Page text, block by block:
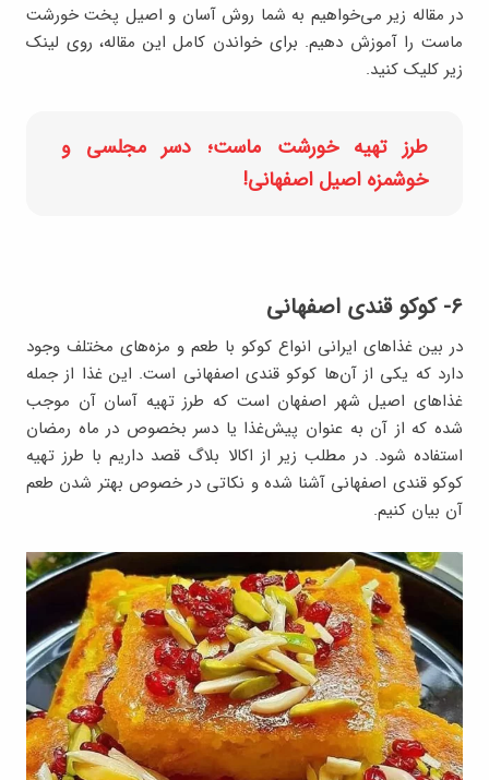
در مقاله زیر می‌خواهیم به شما روش آسان و اصیل پخت خورشت
ماست را آموزش دهیم. برای خواندن کامل این مقاله، روی لینک
زیر کلیک کنید.
طرز تهیه خورشت ماست؛ دسر مجلسی و
خوشمزه اصیل اصفهانی!
۶- کوکو قندی اصفهانی
در بین غذاهای ایرانی انواع کوکو با طعم و مزه‌های مختلف وجود
دارد که یکی از آن‌ها کوکو قندی اصفهانی است. این غذا از جمله
غذاهای اصیل شهر اصفهان است که طرز تهیه آسان آن موجب
شده که از آن به عنوان پیش‌غذا یا دسر بخصوص در ماه رمضان
استفاده شود. در مطلب زیر از اکالا بلاگ قصد داریم با طرز تهیه
کوکو قندی اصفهانی آشنا شده و نکاتی در خصوص بهتر شدن طعم
آن بیان کنیم.